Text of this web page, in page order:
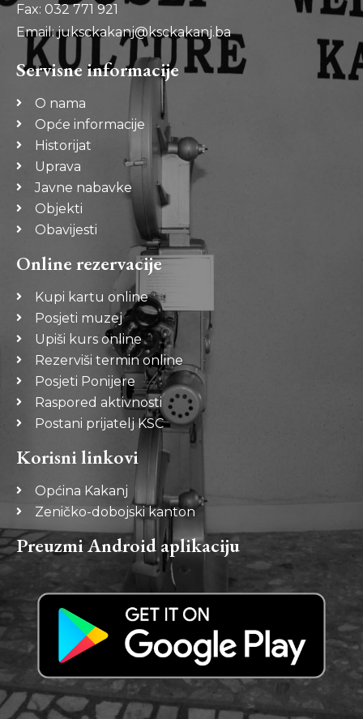
Fax: 032 771 921
Email: juksckakanj@ksckakanj.ba
Servisne informacije
O nama
Opće informacije
Historijat
Uprava
Javne nabavke
Objekti
Obavijesti
Online rezervacije
Kupi kartu online
Posjeti muzej
Upiši kurs online
Rezerviši termin online
Posjeti Ponijere
Raspored aktivnosti
Postani prijatelj KSC
Korisni linkovi
Općina Kakanj
Zeničko-dobojski kanton
Preuzmi Android aplikaciju